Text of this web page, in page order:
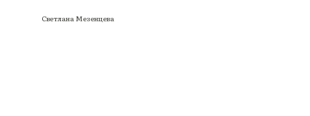
Светлана Мезенцева